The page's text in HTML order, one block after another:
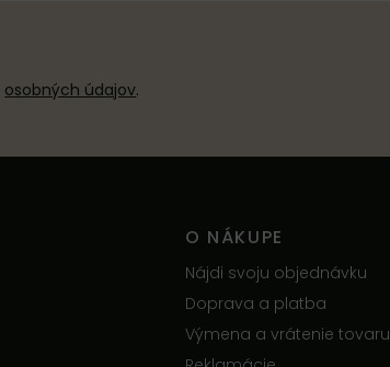
osobných údajov.
O NÁKUPE
Nájdi svoju objednávku
Doprava a platba
Výmena a vrátenie tovaru